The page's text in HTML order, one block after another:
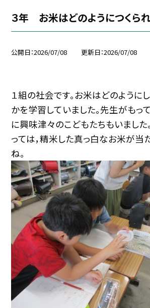
３年 お米はどのようにつくら
公開日 2026/07/08 更新日 2026/07/08
１組の社会です。お米はどのように
かを学習していました。先生がもっ
に興味津々のこどもたちもいました
っては，精米した真っ白なお米が当
ね。